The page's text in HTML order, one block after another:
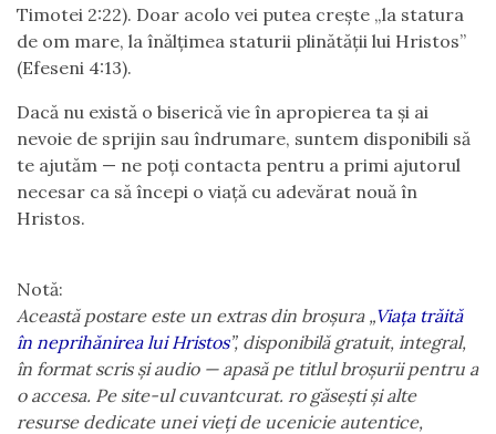
Timotei 2:22). Doar acolo vei putea crește „la statura
de om mare, la înălțimea staturii plinătății lui Hristos”
(Efeseni 4:13).
Dacă nu există o biserică vie în apropierea ta și ai
nevoie de sprijin sau îndrumare, suntem disponibili să
te ajutăm — ne poți contacta pentru a primi ajutorul
necesar ca să începi o viață cu adevărat nouă în
Hristos.
Notă:
Această postare este un extras din broșura „Viața trăită
în neprihănirea lui Hristos”, disponibilă gratuit, integral,
în format scris și audio — apasă pe titlul broșurii pentru a
o accesa. Pe site-ul cuvantcurat. ro găsești și alte
resurse dedicate unei vieți de ucenicie autentice,